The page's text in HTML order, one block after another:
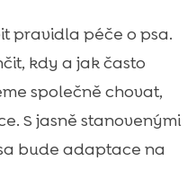
pravidla péče o psa.
kdy a jak často
společně chovat,
S jasně stanovenými
bude adaptace na